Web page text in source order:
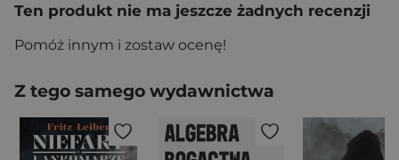
Ten produkt nie ma jeszcze żadnych recenzji
Pomóż innym i zostaw ocenę!
Z tego samego wydawnictwa